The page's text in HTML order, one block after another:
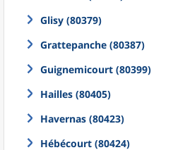
Glisy (80379)
Grattepanche (80387)
Guignemicourt (80399)
Hailles (80405)
Havernas (80423)
Hébécourt (80424)